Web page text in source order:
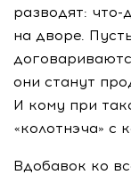
разводят:
на дворе.
они станут
И кому при
«колотнэча» с
Вдобавок ко